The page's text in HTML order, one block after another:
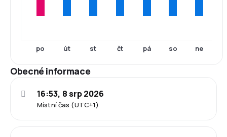
po út st čt pá so ne
Obecné informace
Místní čas (UTC+1)
16:53, 8 srp 2026